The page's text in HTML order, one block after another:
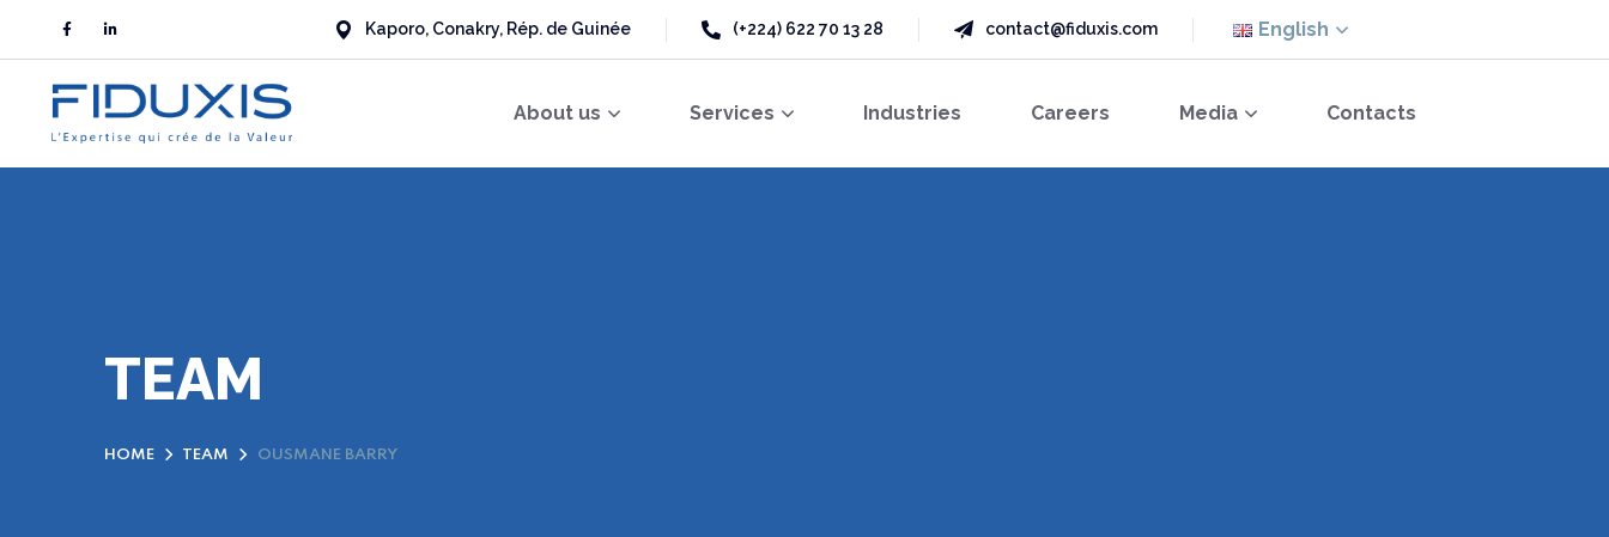
Kaporo, Conakry, Rép. de Guinée (+224) 622 70 13 28 contact@fiduxis.com English
About us Services Industries Careers Media Contacts
TEAM
HOME TEAM OUSMANE BARRY